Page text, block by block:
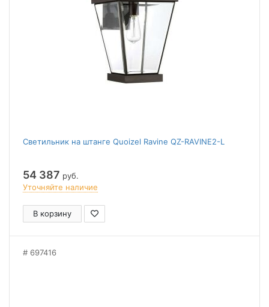
Светильник на штанге Quoizel Ravine QZ-RAVINE2-L
54 387 руб.
Уточняйте наличие
В корзину
697416